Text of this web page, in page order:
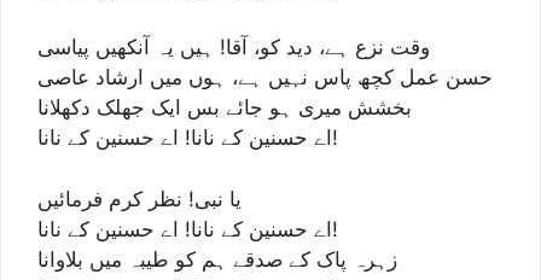
وقت نزع ہے، دید کو، آقا! ہیں یہ آنکھیں پیاسی
حسن عمل کچھ پاس نہیں ہے، ہوں میں ارشاد عاصی
بخشش میری ہو جائے بس ایک جھلک دکھلانا
اے حسنین کے نانا! اے حسنین کے نانا!
یا نبی! نظر کرم فرمائیں
اے حسنین کے نانا! اے حسنین کے نانا!
زہرہ پاک کے صدقے ہم کو طیبہ میں بلاوانا